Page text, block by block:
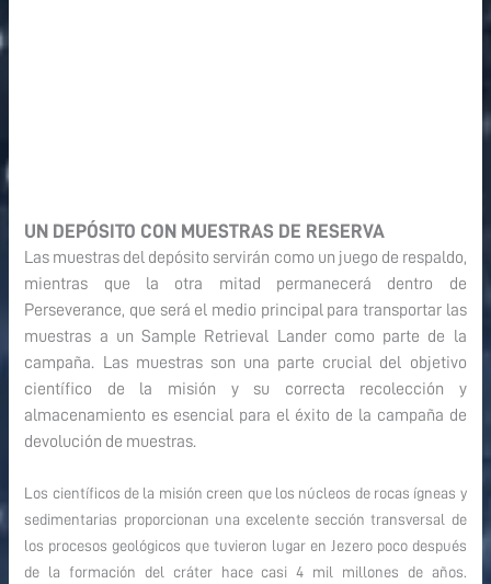
UN DEPÓSITO CON MUESTRAS DE RESERVA
Las muestras del depósito servirán como un juego de respaldo,
mientras que la otra mitad permanecerá dentro de
Perseverance, que será el medio principal para transportar las
muestras a un Sample Retrieval Lander como parte de la
campaña. Las muestras son una parte crucial del objetivo
científico de la misión y su correcta recolección y
almacenamiento es esencial para el éxito de la campaña de
devolución de muestras.
Los científicos de la misión creen que los núcleos de rocas ígneas y
sedimentarias proporcionan una excelente sección transversal de
los procesos geológicos que tuvieron lugar en Jezero poco después
de la formación del cráter hace casi 4 mil millones de años.